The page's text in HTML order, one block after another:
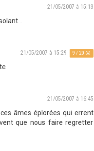
21/05/2007 à 15:13
21/05/2007 à 15:29 9 / 20
21/05/2007 à 16:45
âmes éplorées qui errent
que nous faire regretter